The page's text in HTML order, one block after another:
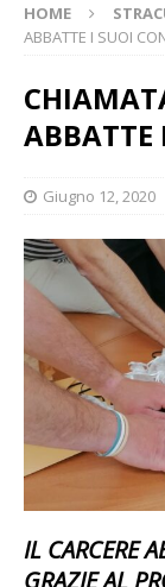
HOME
ABBATTE I SUOI
ABBATTE
Giugno 12, 2020
IL CARCERE
GRAZIE AL